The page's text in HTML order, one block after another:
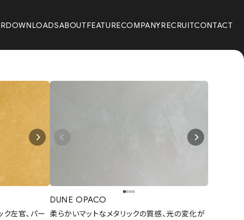
DOWNLOADSABOUTFEATURECOMPANYRECRUITCONTACT
ク左官、パー
DUNE OPACO
柔らかいマットなメタリックの質感、光の変化が